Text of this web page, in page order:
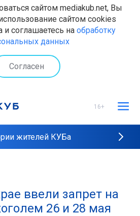
сайтом mediakub.net, Вы
сайтом cookies
и соглашаетесь на обработку
данных
Согласен
16+
жителей КУБа
ввели запрет на
26 и 28 мая